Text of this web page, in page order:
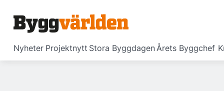
Nyheter Projektnytt Stora ByggdagenÅrets Byggchef